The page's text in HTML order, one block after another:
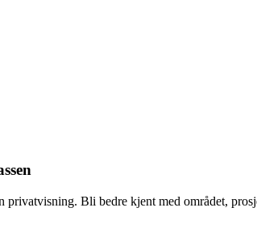
privatvisning. Bli bedre kjent med området,